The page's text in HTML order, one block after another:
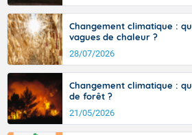
Changement climatique :
vagues de chaleur ?
28/07/2026
Changement climatique :
de forêt ?
21/05/2026